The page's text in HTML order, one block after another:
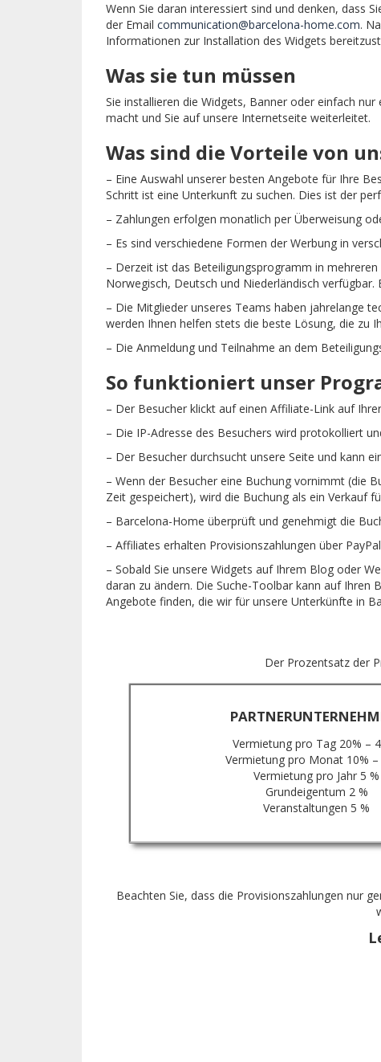
Wenn Sie daran interessiert sind und denken, dass
der Email communication@barcelona-home.com.
Informationen zur Installation des Widgets
Was sie tun müssen
Sie installieren die Widgets, Banner oder einfach
macht und Sie auf unsere Internetseite weiterleitet.
Was sind die Vorteile von
– Eine Auswahl unserer besten Angebote für Ihre
Schritt ist eine Unterkunft zu suchen. Dies ist der
– Zahlungen erfolgen monatlich per Überweisung
– Es sind verschiedene Formen der Werbung in
– Derzeit ist das Beteiligungsprogramm in mehreren
Norwegisch, Deutsch und Niederländisch verfügbar.
– Die Mitglieder unseres Teams haben jahrelange
werden Ihnen helfen stets die beste Lösung, die zu
– Die Anmeldung und Teilnahme an dem
So funktioniert unser
– Der Besucher klickt auf einen Affiliate-Link auf
– Die IP-Adresse des Besuchers wird protokolliert
– Der Besucher durchsucht unsere Seite und kann
– Wenn der Besucher eine Buchung vornimmt (die
Zeit gespeichert), wird die Buchung als ein Verkauf
– Barcelona-Home überprüft und genehmigt die
– Affiliates erhalten Provisionszahlungen über
– Sobald Sie unsere Widgets auf Ihrem Blog oder
daran zu ändern. Die Suche-Toolbar kann auf
Angebote finden, die wir für unsere Unterkünfte in
Der Prozentsatz der
Vermietung pro Tag 20% –
Vermietung pro Monat 10% –
Vermietung pro Jahr 5 %
Grundeigentum 2 %
Veranstaltungen 5 %
Beachten Sie, dass die Provisionszahlungen nur